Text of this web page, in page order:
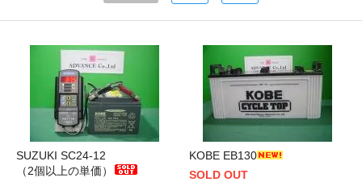
SUZUKI SC24-12
（2個以上の単価）
KOBE EB130
SOLD OUT